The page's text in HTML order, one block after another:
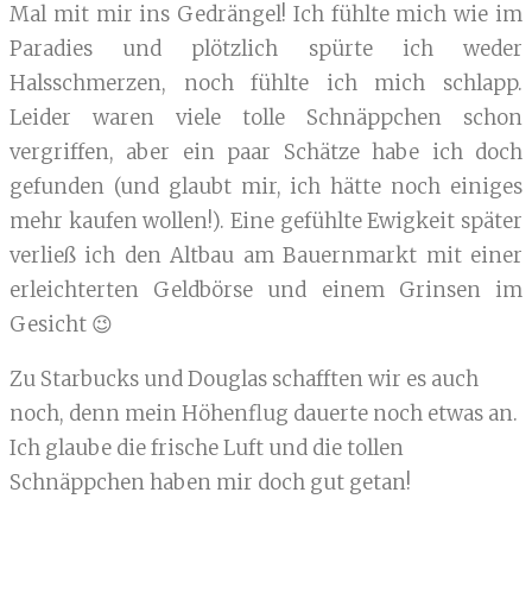
Mal mit mir ins Gedrängel! Ich fühlte mich wie im
Paradies und plötzlich spürte ich weder
Halsschmerzen, noch fühlte ich mich schlapp.
Leider waren viele tolle Schnäppchen schon
vergriffen, aber ein paar Schätze habe ich doch
gefunden (und glaubt mir, ich hätte noch einiges
mehr kaufen wollen!). Eine gefühlte Ewigkeit später
verließ ich den Altbau am Bauernmarkt mit einer
erleichterten Geldbörse und einem Grinsen im
Gesicht 😉
Zu Starbucks und Douglas schafften wir es auch
noch, denn mein Höhenflug dauerte noch etwas an.
Ich glaube die frische Luft und die tollen
Schnäppchen haben mir doch gut getan!